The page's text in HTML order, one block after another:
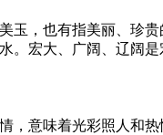
玉，也有指美丽、珍
。宏大、广阔、辽阔
，意味着光彩照人和